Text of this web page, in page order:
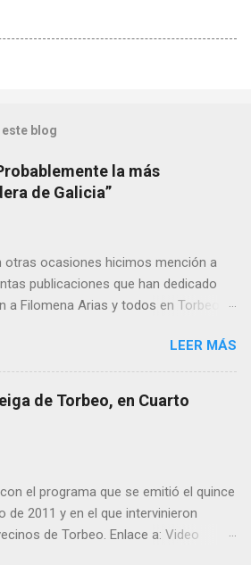
blog
la más
de Galicia”
otras ocasiones hicimos mención a
publicaciones que han dedicado
a Filomena Arias y todos en Torbeo
siglo tuvo esta “curandeira” por sus
milagros”, pero también como
difusora del nombre de nuestro
no en vano es reconocida por muchos
a ANTON PATIÑO REGUEIRA (ya
cuyo empeño por estudiar y dar a
a esta “sabia” y por ende a Torbeo no
LEER MÁS
de Torbeo, en Cuarto
el programa que se emitió el quince
de 2011 y en el que intervinieron
de Torbeo. Enlace a: Video